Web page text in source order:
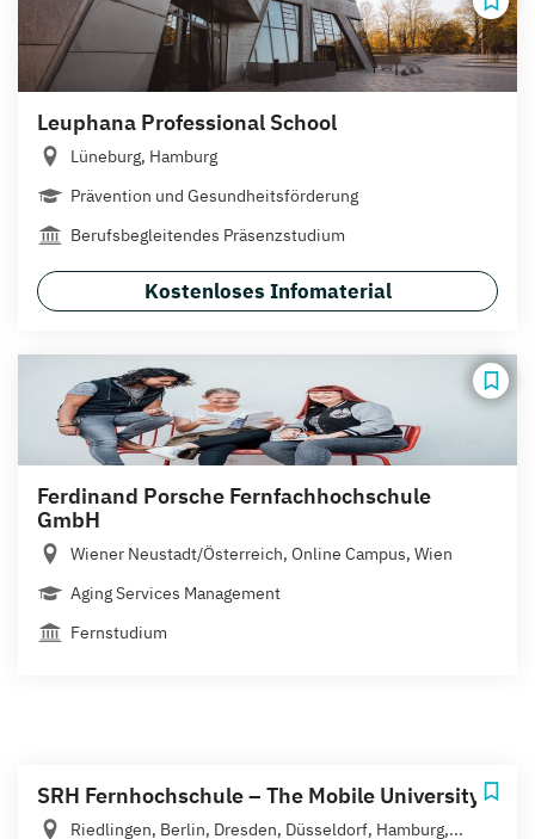
Leuphana Professional School
Lüneburg, Hamburg
Prävention und Gesundheitsförderung
Berufsbegleitendes Präsenzstudium
Kostenloses Infomaterial
Ferdinand Porsche Fernfachhochschule
GmbH
Wiener Neustadt/Österreich, Online Campus, Wien
Aging Services Management
Fernstudium
SRH Fernhochschule – The Mobile University
Riedlingen, Berlin, Dresden, Düsseldorf, Hamburg,...